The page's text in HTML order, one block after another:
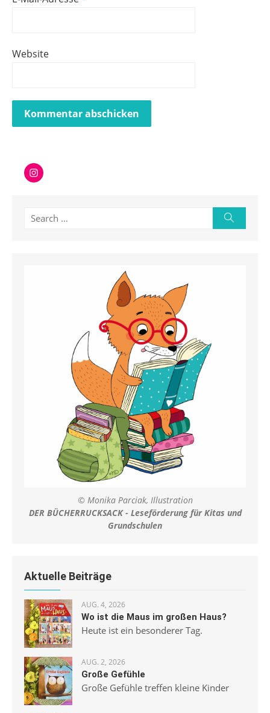
Website
Instagram
Search
© Monika Parciak, Illustration
DER BÜCHERRUCKSACK - Leseförderung für Kitas und
Grundschulen
Aktuelle Beiträge
AUG. 4, 2026
Wo ist die Maus im großen Haus?
Heute ist ein besonderer Tag.
AUG. 2, 2026
Große Gefühle
Große Gefühle treffen kleine Kinder